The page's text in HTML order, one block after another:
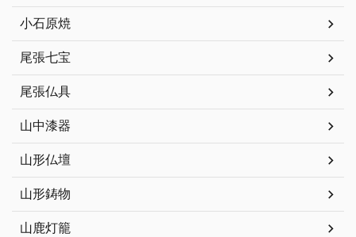
小石原焼
尾張七宝
尾張仏具
山中漆器
山形仏壇
山形鋳物
山鹿灯籠